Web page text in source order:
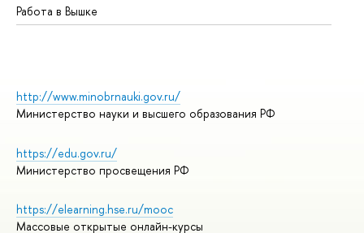
Работа в Вышке
http://www.minobrnauki.gov.ru/
Министерство науки и высшего образования РФ
https://edu.gov.ru/
Министерство просвещения РФ
https://elearning.hse.ru/mooc
Массовые открытые онлайн-курсы